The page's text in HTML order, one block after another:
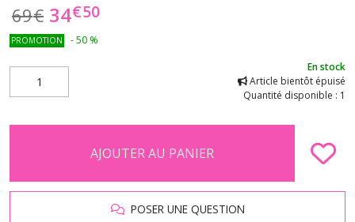
69€ 34€50
PROMOTION -50 %
En stock
Article bientôt épuisé
Quantité disponible : 1
AJOUTER AU PANIER
POSER UNE QUESTION